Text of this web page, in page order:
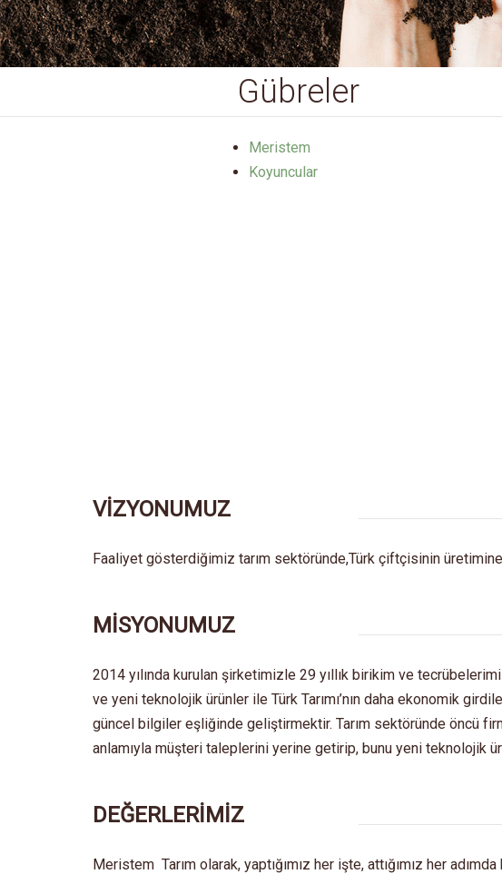
Gübreler
Meristem
Koyuncular
VİZYONUMUZ
Faaliyet gösterdiğimiz tarım sektöründe,Türk çiftçisinin
MİSYONUMUZ
2014 yılında kurulan şirketimizle 29 yıllık birikim ve
ve yeni teknolojik ürünler ile Türk Tarımı’nın daha ekonomik
güncel bilgiler eşliğinde geliştirmektir. Tarım sektöründe öncü
anlamıyla müşteri taleplerini yerine getirip, bunu yeni teknolojik
DEĞERLERİMİZ
Meristem Tarım olarak, yaptığımız her işte, attığımız her